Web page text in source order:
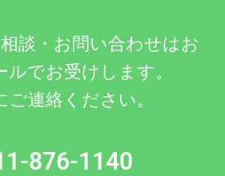
談・お問い合わせはお
ルでお受けします。
ご連絡ください。
876-1140